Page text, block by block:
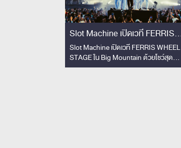
Slot Machine เปิดเวที FERRIS
WHEEL STAGE ใน Big Mountain
ด้วยโชว์สุดพิเศษ!!
Slot Machine เปิดเวที FERRIS WHEEL
STAGE ใน Big Mountain ด้วยโชว์สุด
พิเศษ!! คอลแลปวงโยธวาทิตโรงเรียน